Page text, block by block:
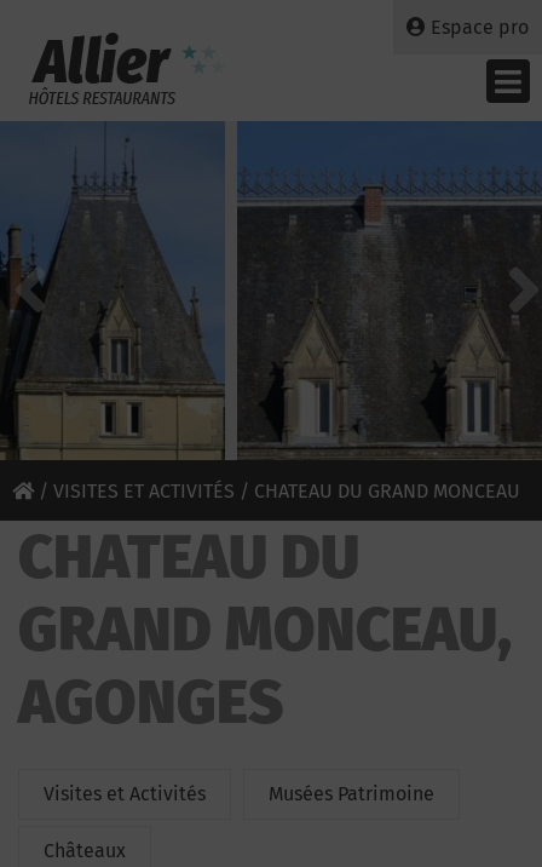
Espace pro
/ VISITES ET ACTIVITÉS / CHATEAU DU GRAND MONCEAU
CHATEAU DU
GRAND MONCEAU,
AGONGES
Visites et Activités Musées Patrimoine
Châteaux